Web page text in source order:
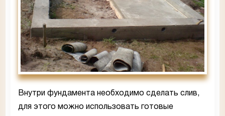
Внутри фундамента необходимо сделать слив,
для этого можно использовать готовые